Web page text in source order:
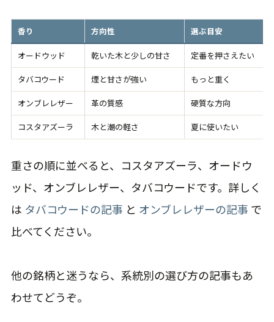
香り 方向性 選ぶ目安
オードウッド 乾いた木と少しの甘さ 定番を押さえたい
タバコウード 煙と甘さが強い もっと重く
オンブレレザー 革の質感 硬質な方向
コスタアズーラ 木と潮の軽さ 夏に使いたい
重さの順に並べると、コスタアズーラ、オードウ
ッド、オンブレレザー、タバコウードです。詳しく
は タバコウードの記事 と オンブレレザーの記事 で
比べてください。
他の銘柄と迷うなら、系統別の選び方の記事もあ
わせてどうぞ。